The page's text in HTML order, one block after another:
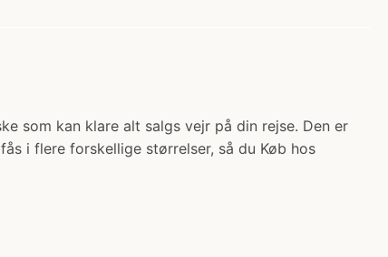
som kan klare alt salgs vejr på din rejse. Den er
i flere forskellige størrelser, så du Køb hos